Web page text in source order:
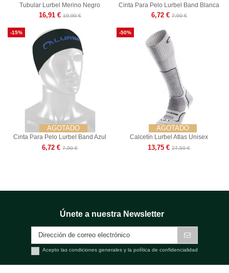
Tubular Lurbel Merino Negro
16,91 € 19,90 €
Cinta Para Pelo Lurbel Band Blanca
6,72 € 7,90 €
AGOTADO
-15%
Cinta Para Pelo Lurbel Band Azul
6,72 € 7,90 €
AGOTADO
-50%
Calcetín Lurbel Atlas Unisex
13,75 € 27,50 €
Únete a nuestra Newsletter
Acepto las condiciones generales y la política de confidencialidad